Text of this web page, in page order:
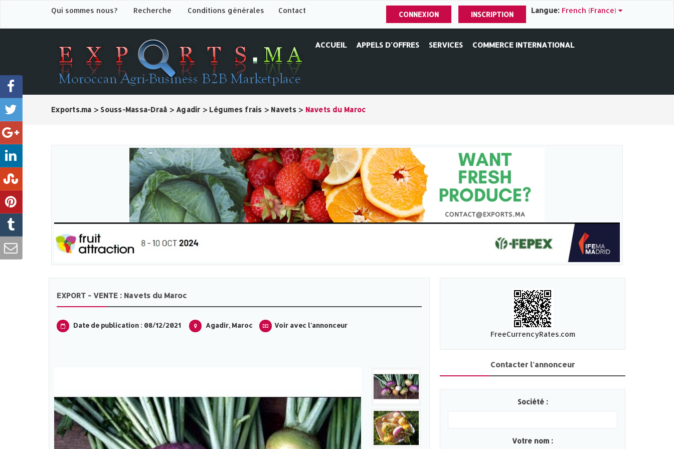
Langue: French (France)
Qui sommes nous? Recherche Conditions générales Contact CONNEXION INSCRIPTION
ACCUEIL APPELS D'OFFRES SERVICES COMMERCE INTERNATIONAL
Exports.ma > Souss-Massa-Draâ > Agadir > Légumes frais > Navets > Navets du Maroc
EXPORT - VENTE : Navets du Maroc
Date de publication : 08/12/2021 Agadir, Maroc Voir avec l'annonceur
FreeCurrencyRates.com
Contacter l'annonceur
Société :
Votre nom :